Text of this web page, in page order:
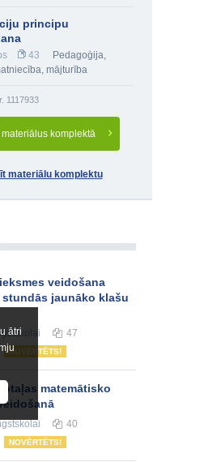
principu
43 Pedagoģija,
mājturība
1117933
materiālus komplektā
materiālu komplektu
ātri
veidošana
jaunāko klašu
47
NOVĒRTĒTS!
matemātisko
40
NOVĒRTĒTS!